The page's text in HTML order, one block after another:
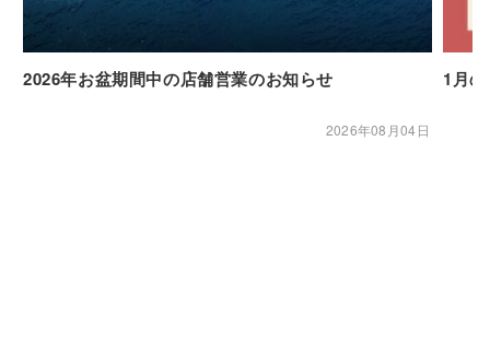
2026年お盆期間中の店舗営業のお知らせ
2026年08月04日
1月